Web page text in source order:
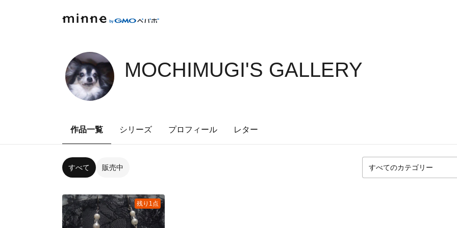
MOCHIMUGI'S GALLERY
作品一覧 シリーズ プロフィール レター
すべて 販売中
残り1点